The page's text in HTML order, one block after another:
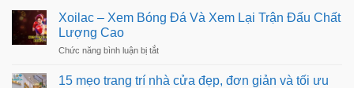
Xoilac – Xem Bóng Đá Và Xem Lại Trận Đấu Chất
Lượng Cao
Chức năng bình luận bị tắtở
Xem
15 mẹo trang trí nhà cửa đẹp, đơn giản và tối ưu